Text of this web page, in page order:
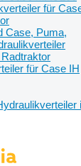
für
Case, Puma,
für Case IH